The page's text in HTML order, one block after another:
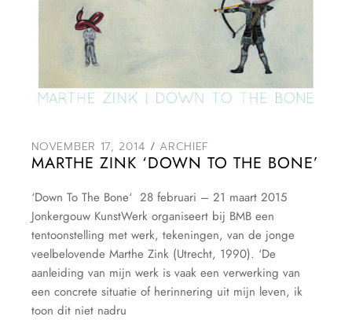
NOVEMBER 17, 2014 ARCHIEF
MARTHE ZINK ‘DOWN TO THE BONE’
‘Down To The Bone‘ 28 februari – 21 maart 2015
Jonkergouw KunstWerk organiseert bij BMB een
tentoonstelling met werk, tekeningen, van de jonge
veelbelovende Marthe Zink (Utrecht, 1990). ‘De
aanleiding van mijn werk is vaak een verwerking van
een concrete situatie of herinnering uit mijn leven, ik
toon dit niet nadru